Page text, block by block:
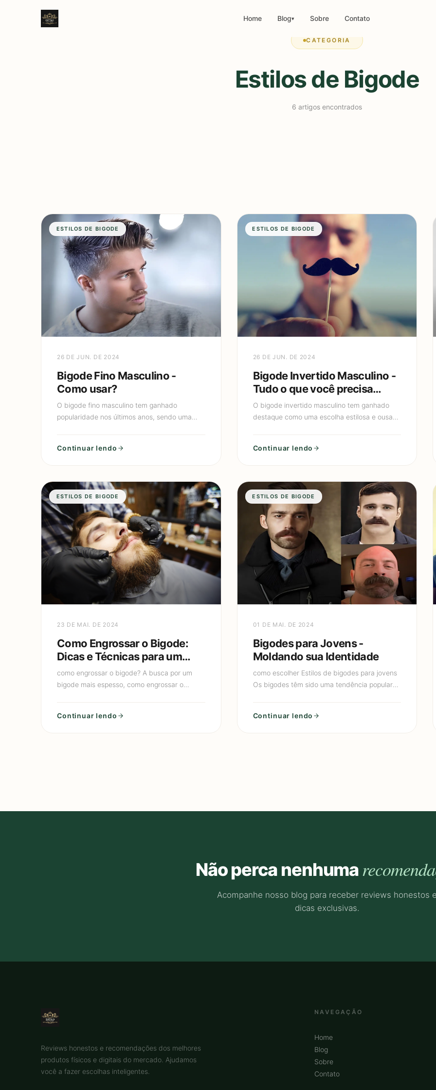
Home Blog▾ Sobre Contato
CATEGORIA
Estilos de Bigode
6 artigos encontrados
ESTILOS DE BIGODE
26 DE JUN. DE 2024
Bigode Fino Masculino -
Como usar?
O bigode fino masculino tem ganhado
popularidade nos últimos anos, sendo uma
Continuar lendo
ESTILOS DE BIGODE
26 DE JUN. DE 2024
Bigode Invertido Masculino -
Tudo o que você precisa
saber!
O bigode invertido masculino tem ganhado
destaque como uma escolha estilosa e ousada
Continuar lendo
ESTILOS DE BIGODE
23 DE MAI. DE 2024
Como Engrossar o Bigode:
Dicas e Técnicas para um
Visual Imponente
como engrossar o bigode? A busca por um
bigode mais espesso, como engrossar o
Continuar lendo
ESTILOS DE BIGODE
01 DE MAI. DE 2024
Bigodes para Jovens -
Moldando sua Identidade
como escolher Estilos de bigodes para jovens
Os bigodes têm sido uma tendência popular
Continuar lendo
Não perca nenhuma
Acompanhe nosso blog para receber reviews honestos e
dicas exclusivas.
Reviews honestos e recomendações dos melhores
produtos físicos e digitais do mercado. Ajudamos
você a fazer escolhas inteligentes.
NAVEGAÇÃO
Home
Blog
Sobre
Contato